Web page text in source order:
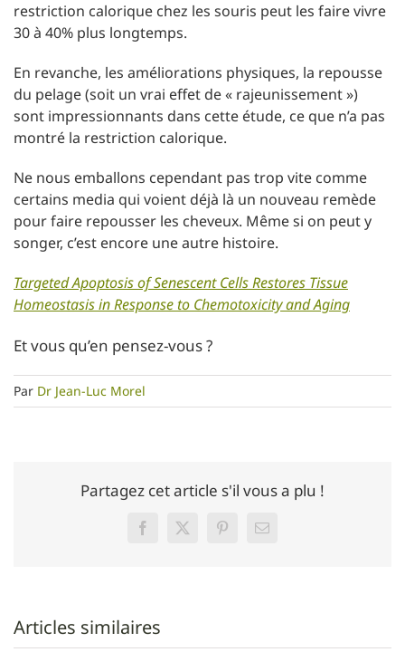
restriction calorique chez les souris peut les faire vivre
30 à 40% plus longtemps.
En revanche, les améliorations physiques, la repousse
du pelage (soit un vrai effet de « rajeunissement »)
sont impressionnants dans cette étude, ce que n’a pas
montré la restriction calorique.
Ne nous emballons cependant pas trop vite comme
certains media qui voient déjà là un nouveau remède
pour faire repousser les cheveux. Même si on peut y
songer, c’est encore une autre histoire.
Targeted Apoptosis of Senescent Cells Restores Tissue
Homeostasis in Response to Chemotoxicity and Aging
Et vous qu’en pensez-vous ?
Par Dr Jean-Luc Morel
Partagez cet article s'il vous a plu !
FacebookTwitterPinterestEmail
Articles similaires